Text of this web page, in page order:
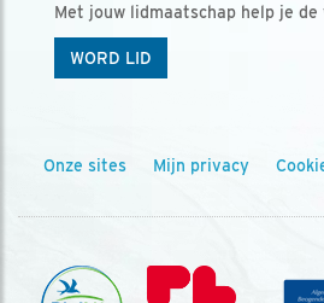
Met jouw lidmaatschap help je de
WORD LID
Onze sites Mijn privacy